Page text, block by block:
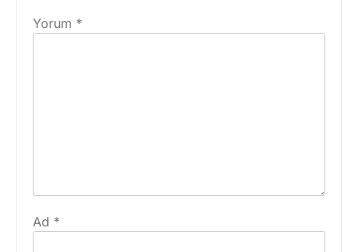
Yorum *
Ad *